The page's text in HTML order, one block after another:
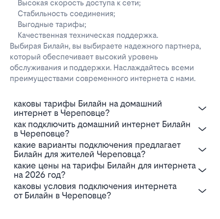
Высокая скорость доступа к сети;
Стабильность соединения;
Выгодные тарифы;
Качественная техническая поддержка.
Выбирая Билайн, вы выбираете надежного партнера,
который обеспечивает высокий уровень
обслуживания и поддержки. Наслаждайтесь всеми
преимуществами современного интернета с нами.
Каковы тарифы Билайн на домашний
интернет в Череповце?
Как подключить домашний интернет Билайн
в Череповце?
Какие варианты подключения предлагает
Билайн для жителей Череповца?
Какие цены на тарифы Билайн для интернета
на 2026 год?
Каковы условия подключения интернета
от Билайн в Череповце?